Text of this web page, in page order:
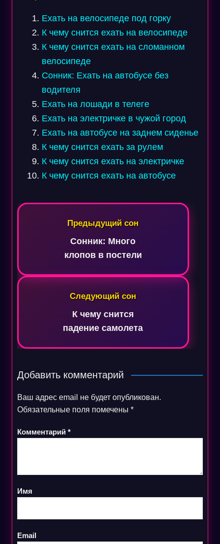
Ехать на велосипеде под горку
К чему снится ехать на велосипеде
К чему снится ехать на сломанном
велосипеде
Сонник: Ехать на автобусе без
водителя
Ехать на лошади в телеге
Ехать на электричке в чужой город
Ехать на автобусе на заднем сиденье
К чему снится ехать за рулем
К чему снится ехать на электричке
К чему снится ехать на автобусе
Навигация
Предыдущий сон
Сонник: Много
клопов в постели
Следующий сон
К чему снится
падение самолета
Добавить комментарий
Ваш адрес email не будет опубликован.
Обязательные поля помечены *
Комментарий *
Имя
Email